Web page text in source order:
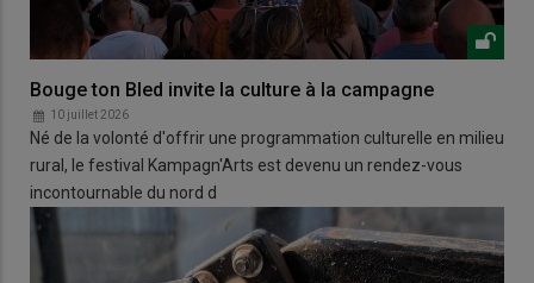
Bouge ton Bled invite la culture à la campagne
10 juillet 2026
Né de la volonté d'offrir une programmation culturelle en milieu
rural, le festival Kampagn'Arts est devenu un rendez-vous
incontournable du nord d